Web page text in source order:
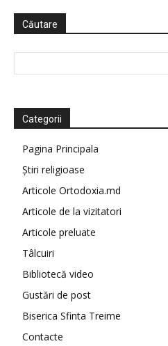
Căutare
Categorii
Pagina Principala
Știri religioase
Articole Ortodoxia.md
Articole de la vizitatori
Articole preluate
Tâlcuiri
Bibliotecă video
Gustări de post
Biserica Sfinta Treime
Contacte